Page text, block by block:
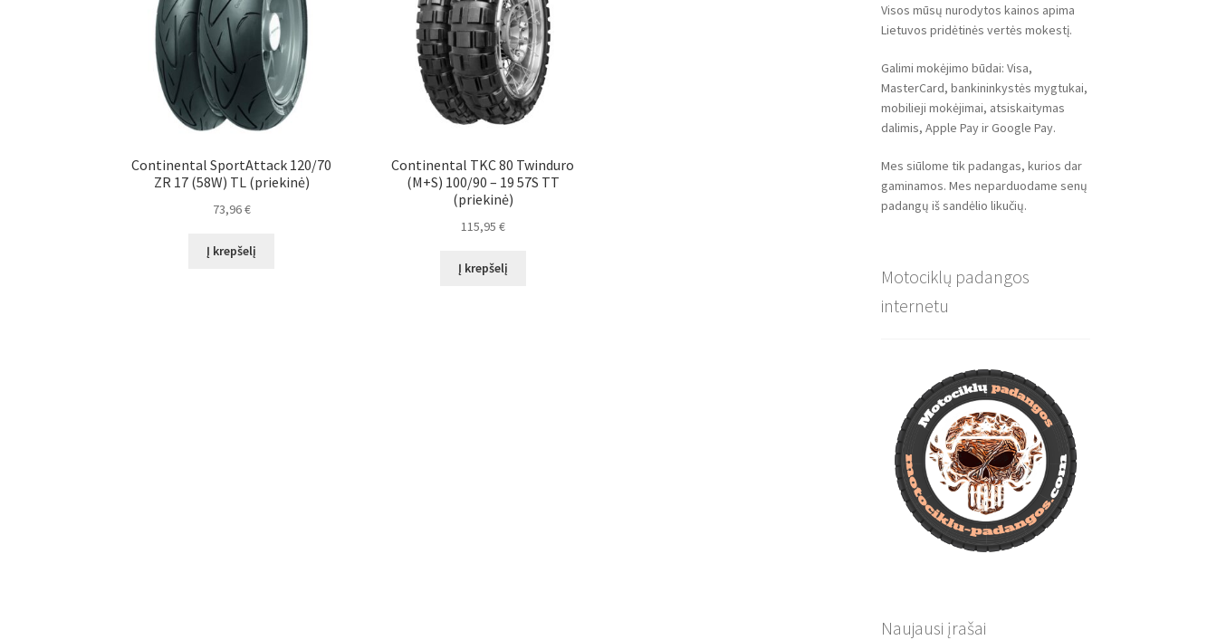
Continental SportAttack 120/70
ZR 17 (58W) TL (priekinė)
73,96€
Į krepšelį
Continental TKC 80 Twinduro
(M+S) 100/90 – 19 57S TT
(priekinė)
115,95 €
Į krepšelį
Visos mūsų nurodytos kainos apima
Lietuvos pridėtinės vertės mokestį.
Galimi mokėjimo būdai: Visa,
MasterCard, bankininkystės mygtukai,
mobilieji mokėjimai, atsiskaitymas
dalimis, Apple Pay ir Google Pay.
Mes siūlome tik padangas, kurios dar
gaminamos. Mes neparduodame senų
padangų iš sandėlio likučių.
Motociklų padangos
internetu
Naujausi įrašai